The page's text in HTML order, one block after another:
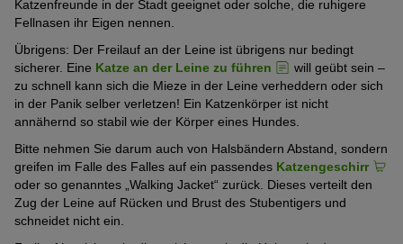
Katzenfreunde in der Stadt geeignet oder solche, die ruhigere
Fellnasen ihr Eigen nennen.
Übrigens: Der Freilauf an der Leine ist übrigens nur bedingt
sicherer. Eine Katze an der Leine zu führen
will geübt sein –
zu schnell kann sich die Mieze in der Leine verheddern oder sich
in der Panik selber verletzen! Ein Katzenkörper ist nicht
annähernd so stabil wie der Körper eines Hundes.
Bitte nehmen Sie darum auch von Halsbändern Abstand, sondern
greifen im Falle des Falles auf ein passendes Katzengeschirr
oder so genanntes „Walking Jacket“ zurück. Dieses verteilt den
Zug der Leine auf Rücken und Brust des Stubentigers und
schneidet nicht ein.